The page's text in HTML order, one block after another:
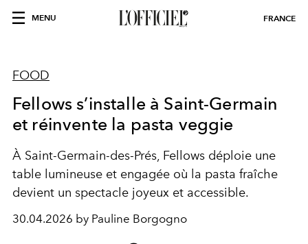
MENU FRANCE
FOOD
Fellows s’installe à Saint-Germain
et réinvente la pasta veggie
À Saint-Germain-des-Prés, Fellows déploie une
table lumineuse et engagée où la pasta fraîche
devient un spectacle joyeux et accessible.
30.04.2026 by Pauline Borgogno